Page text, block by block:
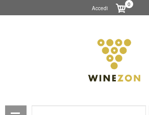
Accedi
0